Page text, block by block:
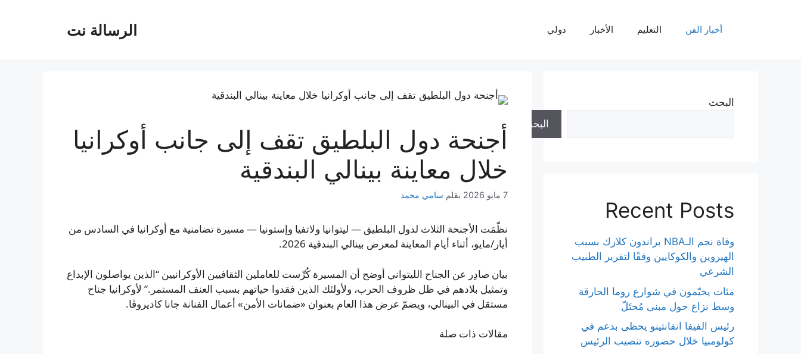
الرسالة نت أخبار الفن التعليم الأخبار دولي
أجنحة دول البلطيق تقف إلى جانب أوكرانيا
خلال معاينة بينالي البندقية
7 مايو 2026 بقلم سامي محمد
نظّمَت الأجنحة الثلاث لدول البلطيق — ليتوانيا ولاتفيا وإستونيا — مسيرة تضامنية مع أوكرانيا في السادس من
أيار/مايو، أثناء أيام المعاينة لمعرض بينالي البندقية 2026.
بيان صادِر عن الجناح الليتواني أوضح أن المسيرة كُرِّست للعاملين الثقافيين الأوكرانيين “الذين يواصلون الإبداع
وتمثيل بلادهم في ظل ظروف الحرب، ولأولئك الذين فقدوا حياتهم بسبب العنف المستمر.” لأوكرانيا جناح
مستقل في البينالي، ويضمّ عرض هذا العام بعنوان «ضمانات الأمن» أعمال الفنانة جانا كاديروڤا.
مقالات ذات صلة
البحث
البحث
Recent Posts
وفاة نجم الـNBA براندون كلارك بسبب
الهيروين والكوكايين وفقًا لتقرير الطبيب
الشرعي
مئات يخيّمون في شوارع روما الحارقة
وسط نزاع حول مبنى مُحتَلّ
رئيس الفيفا انفانتينو يحظى بدعم في
كولومبيا خلال حضوره تنصيب الرئيس